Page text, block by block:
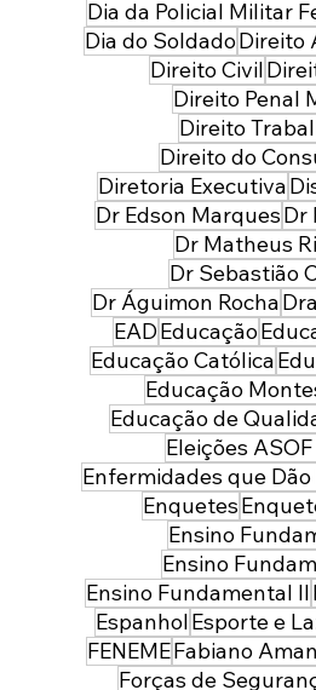
Dia da Policial Militar
Dia do SoldadoDireito
Direito Civil
Direito Penal
Direito
Direito do
Diretoria Executiva
Dr Edson MarquesDr
Dr Matheus
Dr Sebastião
Dr Águimon Rocha
EADEducação
Educação Católica
Educação
Educação de
Eleições
Enquetes
Ensino
Ensino
Ensino Fundamental II
EspanholEsporte e
FENEMEFabiano
Forças de